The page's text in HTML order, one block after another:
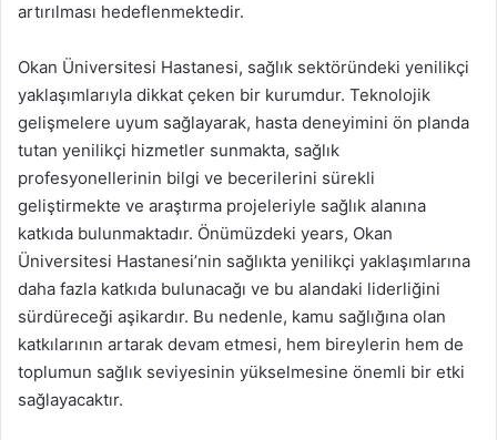
artırılması hedeflenmektedir.
Okan Üniversitesi Hastanesi, sağlık sektöründeki yenilikçi
yaklaşımlarıyla dikkat çeken bir kurumdur. Teknolojik
gelişmelere uyum sağlayarak, hasta deneyimini ön planda
tutan yenilikçi hizmetler sunmakta, sağlık
profesyonellerinin bilgi ve becerilerini sürekli
geliştirmekte ve araştırma projeleriyle sağlık alanına
katkıda bulunmaktadır. Önümüzdeki years, Okan
Üniversitesi Hastanesi’nin sağlıkta yenilikçi yaklaşımlarına
daha fazla katkıda bulunacağı ve bu alandaki liderliğini
sürdüreceği aşikardır. Bu nedenle, kamu sağlığına olan
katkılarının artarak devam etmesi, hem bireylerin hem de
toplumun sağlık seviyesinin yükselmesine önemli bir etki
sağlayacaktır.